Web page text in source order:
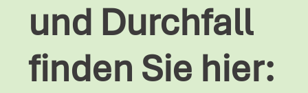
und Durchfall
finden Sie hier: